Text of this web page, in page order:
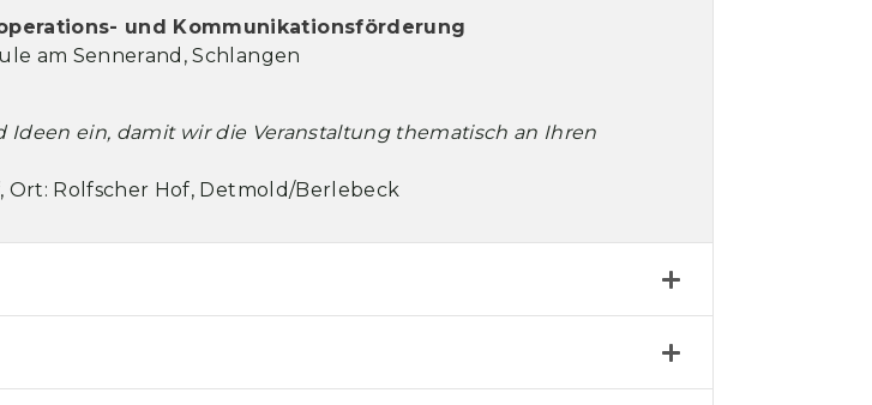
und Kommunikationsförderung
am Sennerand, Schlangen
Ideen ein, damit wir die Veranstaltung thematisch an Ihren
Ort: Rolfscher Hof, Detmold/Berlebeck